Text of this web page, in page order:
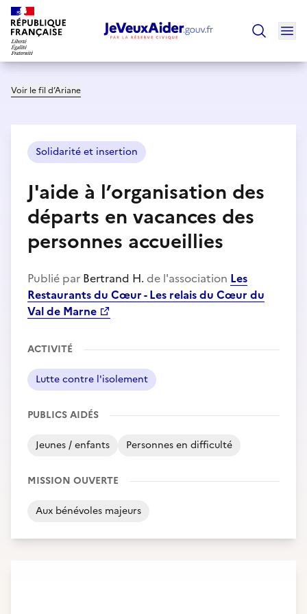
Voir le fil d’Ariane
Solidarité et insertion
J'aide à l’organisation des
départs en vacances des
personnes accueillies
Publié par Bertrand H. de l'association Les
Restaurants du Cœur - Les relais du Cœur du
Val de Marne
ACTIVITÉ
Lutte contre l'isolement
PUBLICS AIDÉS
Jeunes / enfants Personnes en difficulté
MISSION OUVERTE
Aux bénévoles majeurs